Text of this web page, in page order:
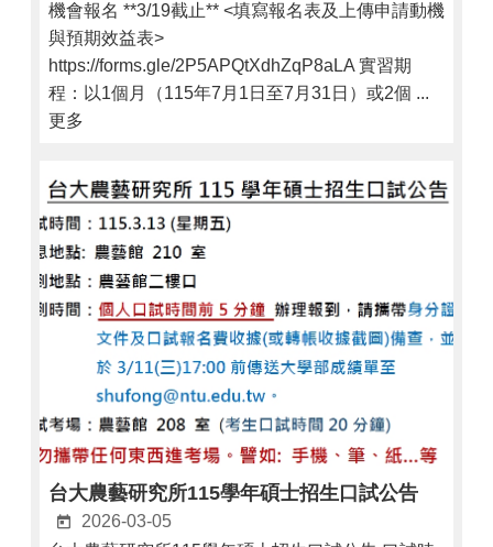
機會報名 **3/19截止** <填寫報名表及上傳申請動機
與預期效益表>
https://forms.gle/2P5APQtXdhZqP8aLA 實習期
程：以1個月（115年7月1日至7月31日）或2個 ...
更多
台大農藝研究所115學年碩士招生口試公告
2026-03-05